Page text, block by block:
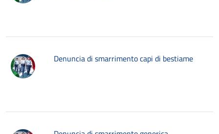
Denuncia di smarrimento capi di bestiame